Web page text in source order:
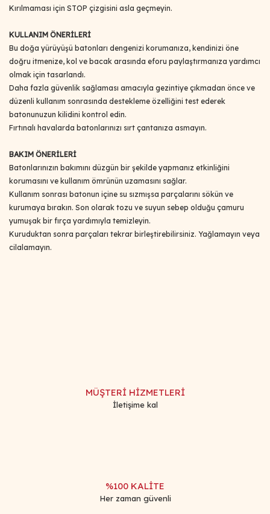
Kırılmaması için STOP çizgisini asla geçmeyin.
KULLANIM ÖNERİLERİ
Bu doğa yürüyüşü batonları dengenizi korumanıza, kendinizi öne
doğru itmenize, kol ve bacak arasında eforu paylaştırmanıza yardımcı
olmak için tasarlandı.
Daha fazla güvenlik sağlaması amacıyla gezintiye çıkmadan önce ve
düzenli kullanım sonrasında destekleme özelliğini test ederek
batonunuzun kilidini kontrol edin.
Fırtınalı havalarda batonlarınızı sırt çantanıza asmayın.
BAKIM ÖNERİLERİ
Batonlarınızın bakımını düzgün bir şekilde yapmanız etkinliğini
korumasını ve kullanım ömrünün uzamasını sağlar.
Kullanım sonrası batonun içine su sızmışsa parçalarını sökün ve
kurumaya bırakın. Son olarak tozu ve suyun sebep olduğu çamuru
yumuşak bir fırça yardımıyla temizleyin.
Kuruduktan sonra parçaları tekrar birleştirebilirsiniz. Yağlamayın veya
cilalamayın.
Ürün bilgilerinde hatalar bulunuyor.
MÜŞTERİ HİZMETLERİ
İletişime kal
%100 KALİTE
Her zaman güvenli